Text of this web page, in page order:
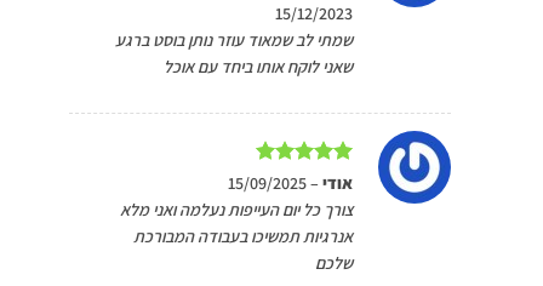
15/12/2023
שמתי לב שמאוד עוזר נותן בוסט ברגע
שאני לוקח אותו ביחד עם אוכל
דורג 5מתוך
אודי –
15/09/2025
צורך כל יום העייפות נעלמה ואני מלא
אנרגיות תמשיכו בעבודה המבורכת
שלכם